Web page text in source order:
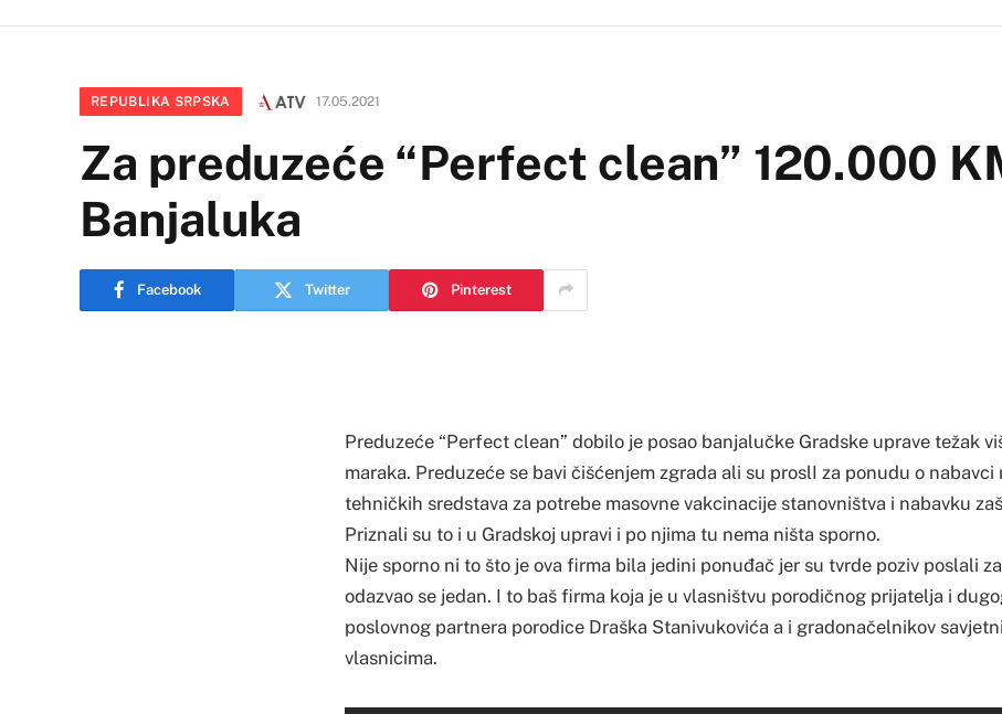
REPUBLIKA SRPSKA 17.05.2021
Za preduzeće “Perfect clean” 120.000
Banjaluka
Facebook Twitter Pinterest
Preduzeće “Perfect clean” dobilo je posao banjalučke Gradske uprave težak
maraka. Preduzeće se bavi čišćenjem zgrada ali su proslI za ponudu o
tehničkih sredstava za potrebe masovne vakcinacije stanovništva i nabavku
Priznali su to i u Gradskoj upravi i po njima tu nema ništa sporno.
Nije sporno ni to što je ova firma bila jedini ponuđač jer su tvrde poziv poslali
odazvao se jedan. I to baš firma koja je u vlasništvu porodičnog prijatelja i
poslovnog partnera porodice Draška Stanivukovića a i gradonačelnikov
vlasnicima.